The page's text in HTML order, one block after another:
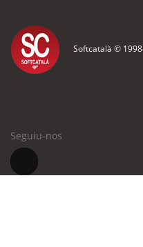
Softcatalà ©
Seguiu-nos